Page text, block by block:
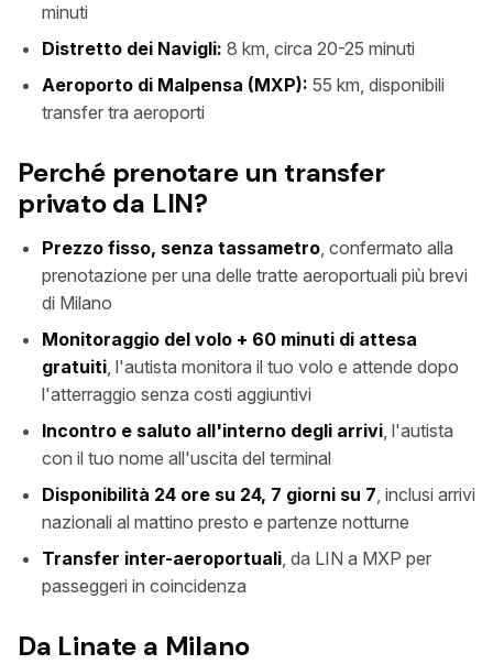
minuti
Distretto dei Navigli: 8 km, circa 20-25 minuti
Aeroporto di Malpensa (MXP): 55 km, disponibili
transfer tra aeroporti
Perché prenotare un transfer
privato da LIN?
Prezzo fisso, senza tassametro, confermato alla
prenotazione per una delle tratte aeroportuali più brevi
di Milano
Monitoraggio del volo + 60 minuti di attesa
gratuiti, l'autista monitora il tuo volo e attende dopo
l'atterraggio senza costi aggiuntivi
Incontro e saluto all'interno degli arrivi, l'autista
con il tuo nome all'uscita del terminal
Disponibilità 24 ore su 24, 7 giorni su 7, inclusi arrivi
nazionali al mattino presto e partenze notturne
Transfer inter-aeroportuali, da LIN a MXP per
passeggeri in coincidenza
Da Linate a Milano